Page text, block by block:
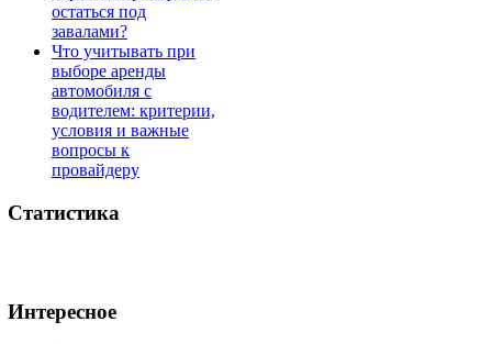
остаться под
завалами?
Что учитывать при
выборе аренды
автомобиля с
водителем: критерии,
условия и важные
вопросы к
провайдеру
Статистика
Интересное